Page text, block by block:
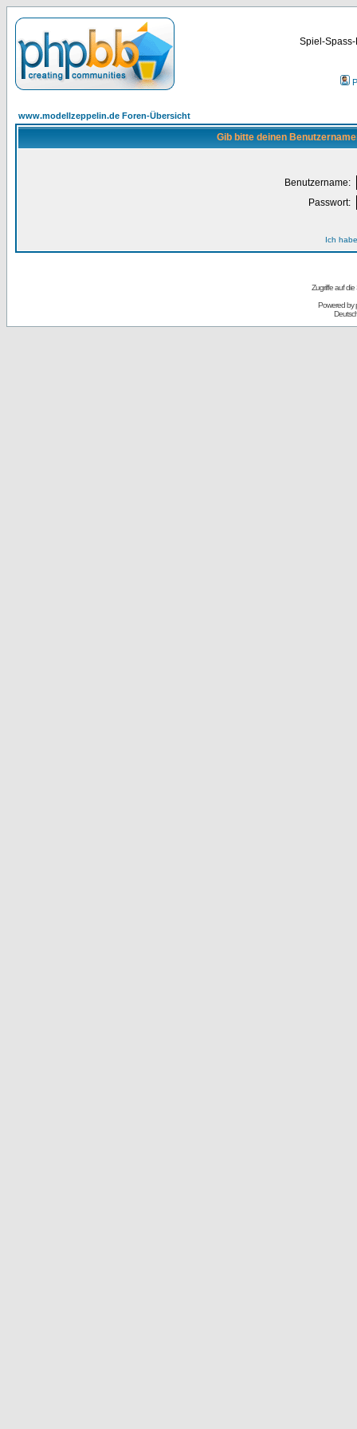
Spiel-
www.modellzeppelin.de Foren-Übersicht
Gib bitte deinen
Benutzername:
Passwort:
Ich
Zugriffe auf
Powered by